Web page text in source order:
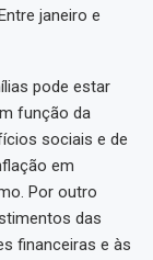
janeiro e
pode estar
função da
sociais e de
em
Por outro
das
financeiras e às